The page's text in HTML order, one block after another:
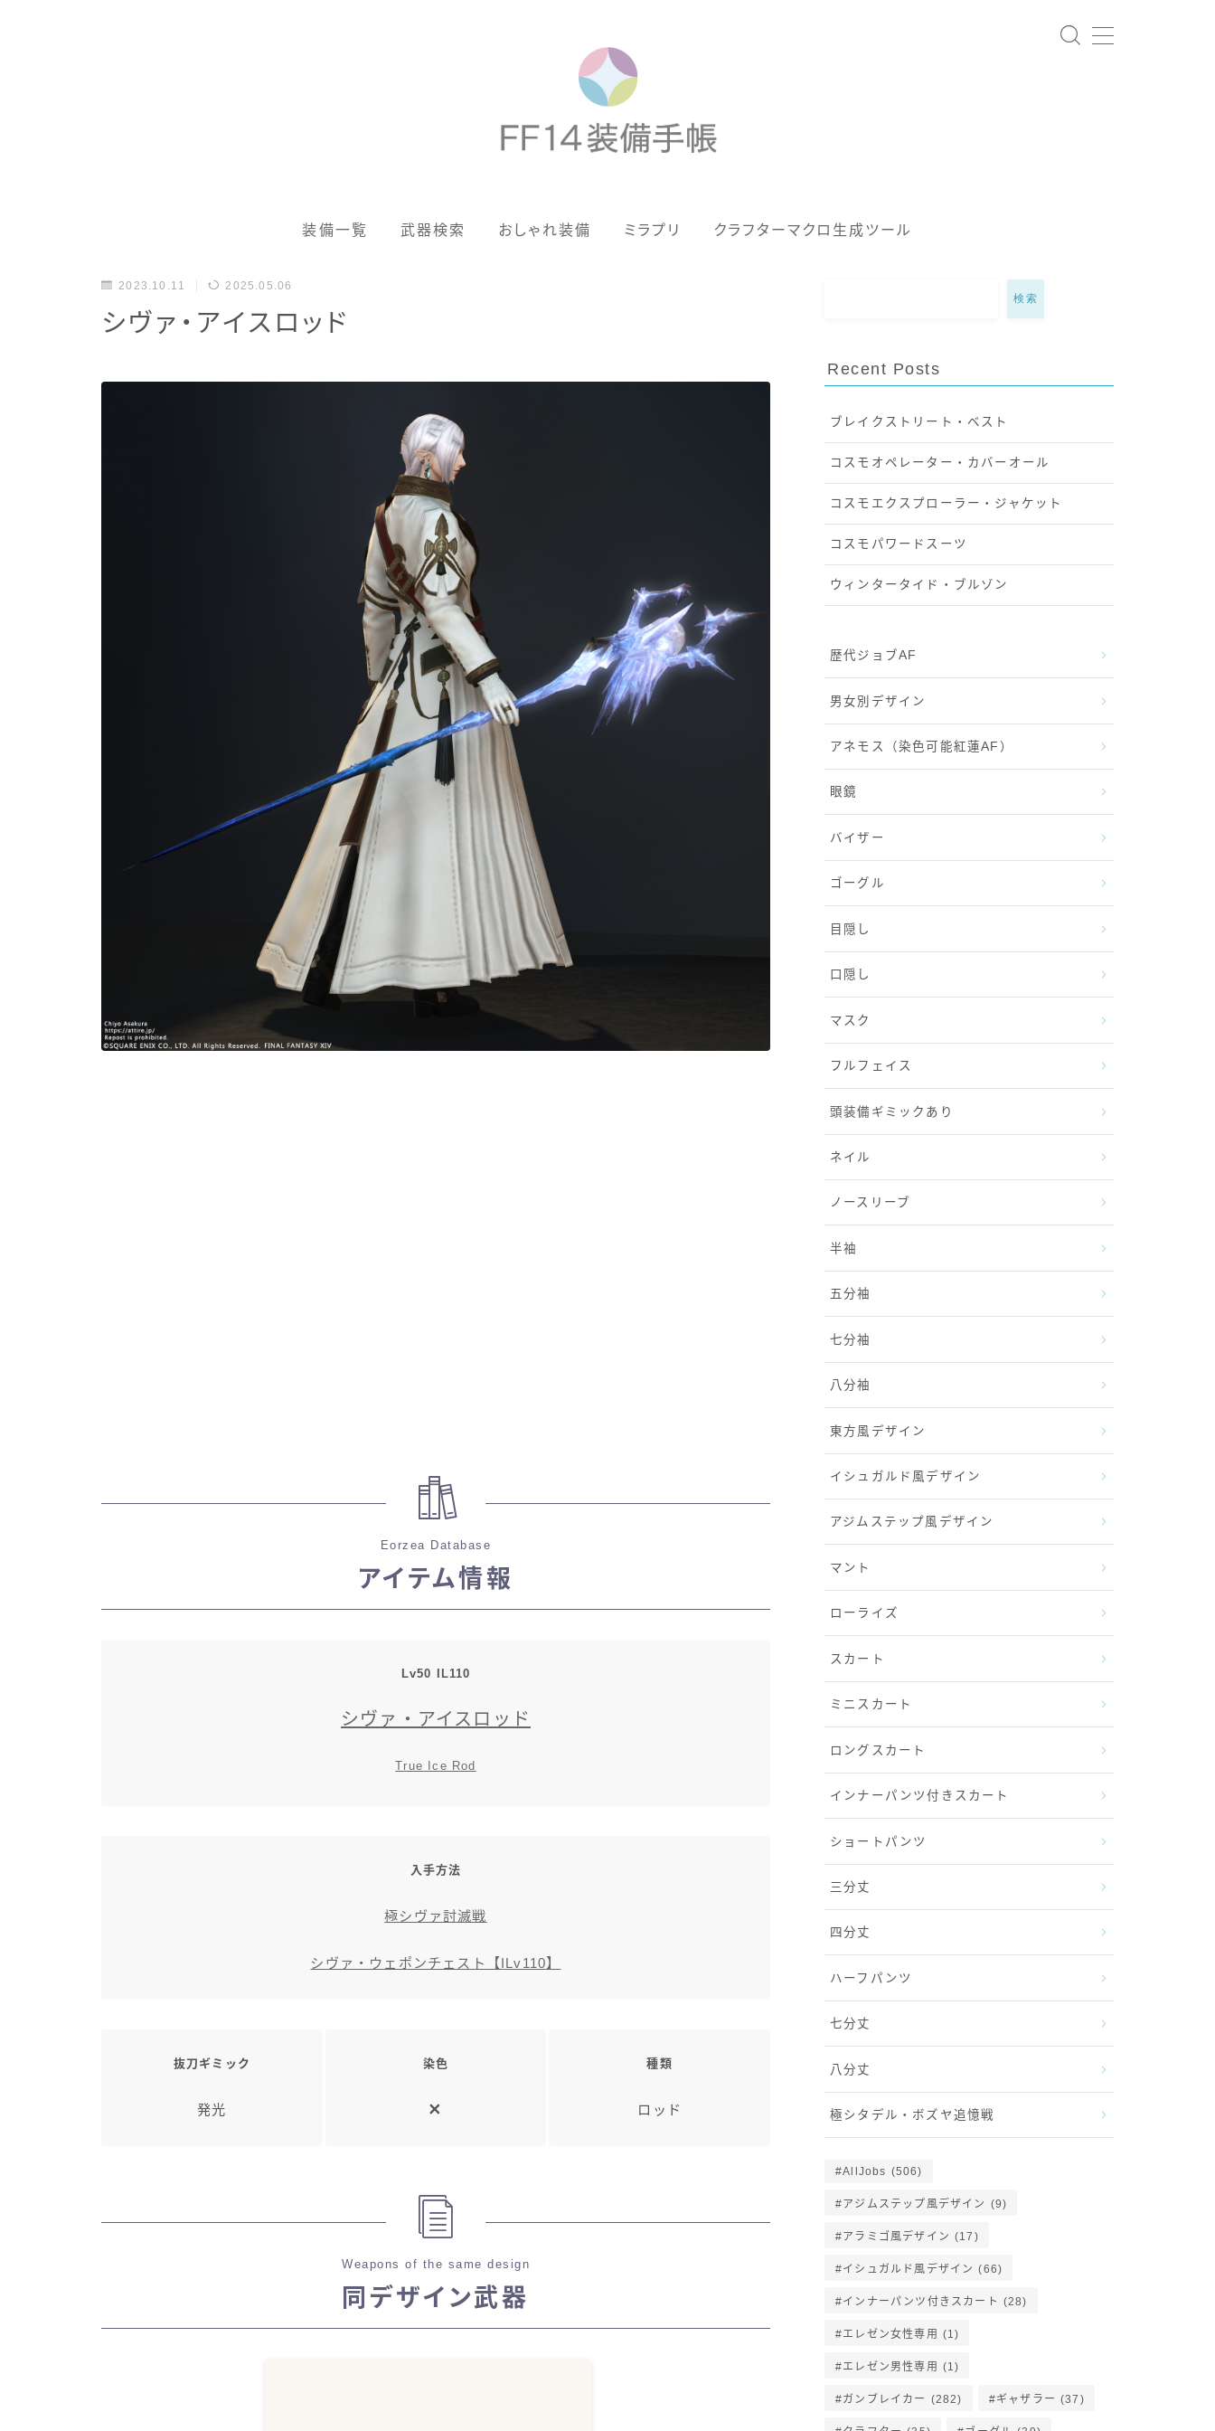
装備一覧 武器検索 おしゃれ装備 ミラプリ クラフターマクロ生成ツール
男女別デザイン
口隠し
マスク
フルフェイス
頭装備ギミックあり
ネイル
ノースリーブ
五分袖
七分袖
ショートパンツ
極シタデル・ボズヤ追憶戦
2023.10.11 2025.05.06
シヴァ・アイスロッド
Eorzea Database
アイテム情報
Lv50 IL110
シヴァ・アイスロッド
True Ice Rod
入手方法
極シヴァ討滅戦
シヴァ・ウェポンチェスト【ILv110】
抜刀ギミック
発光
染色 種類
ロッド
Weapons of the same design
同デザイン武器
検索
Recent Posts
ブレイクストリート・ベスト
コスモオペレーター・カバーオール
コスモエクスプローラー・ジャケット
コスモパワードスーツ
ウィンタータイド・ブルゾン
歴代ジョブAF
男女別デザイン
アネモス（染色可能紅蓮AF）
眼鏡
バイザー
ゴーグル
目隠し
口隠し
マスク
フルフェイス
頭装備ギミックあり
ネイル
ノースリーブ
半袖
五分袖
七分袖
八分袖
東方風デザイン
イシュガルド風デザイン
アジムステップ風デザイン
マント
ローライズ
スカート
ミニスカート
ロングスカート
インナーパンツ付きスカート
ショートパンツ
三分丈
四分丈
ハーフパンツ
七分丈
八分丈
極シタデル・ボズヤ追憶戦
AllJobs (506)
アジムステップ風デザイン (9)
アラミゴ風デザイン (17)
イシュガルド風デザイン (66)
インナーパンツ付きスカート (28)
エレゼン女性専用 (1)
エレゼン男性専用 (1)
ガンブレイカー (282) ギャザラー (37)